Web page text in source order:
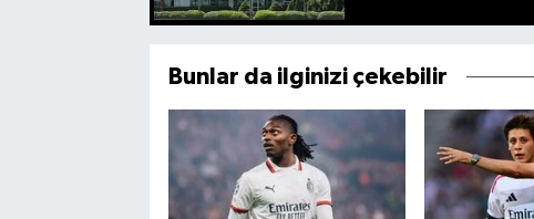
Bunlar da ilginizi çekebilir